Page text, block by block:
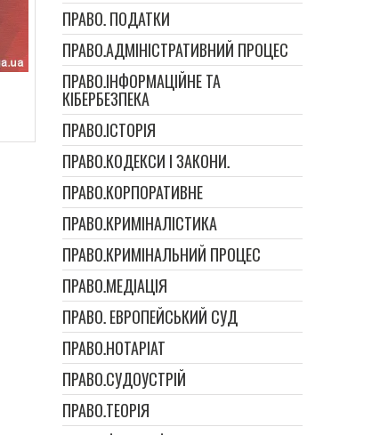
ПРАВО. ПОДАТКИ
ПРАВО.АДМІНІСТРАТИВНИЙ ПРОЦЕС
ПРАВО.ІНФОРМАЦІЙНЕ ТА
КІБЕРБЕЗПЕКА
ПРАВО.ІСТОРІЯ
ПРАВО.КОДЕКСИ І ЗАКОНИ.
ПРАВО.КОРПОРАТИВНЕ
ПРАВО.КРИМІНАЛІСТИКА
ПРАВО.КРИМІНАЛЬНИЙ ПРОЦЕС
ПРАВО.МЕДІАЦІЯ
ПРАВО. ЕВРОПЕЙСЬКИЙ СУД
ПРАВО.НОТАРІАТ
ПРАВО.СУДОУСТРІЙ
ПРАВО.ТЕОРІЯ